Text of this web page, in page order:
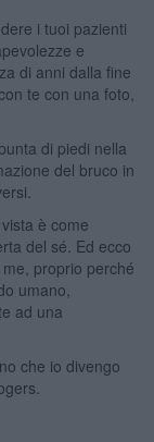
i tuoi pazienti
e
di anni dalla fine
te con una foto,
di piedi nella
del bruco in
è come
del sé. Ed ecco
proprio perché
umano,
ad una
che io divengo